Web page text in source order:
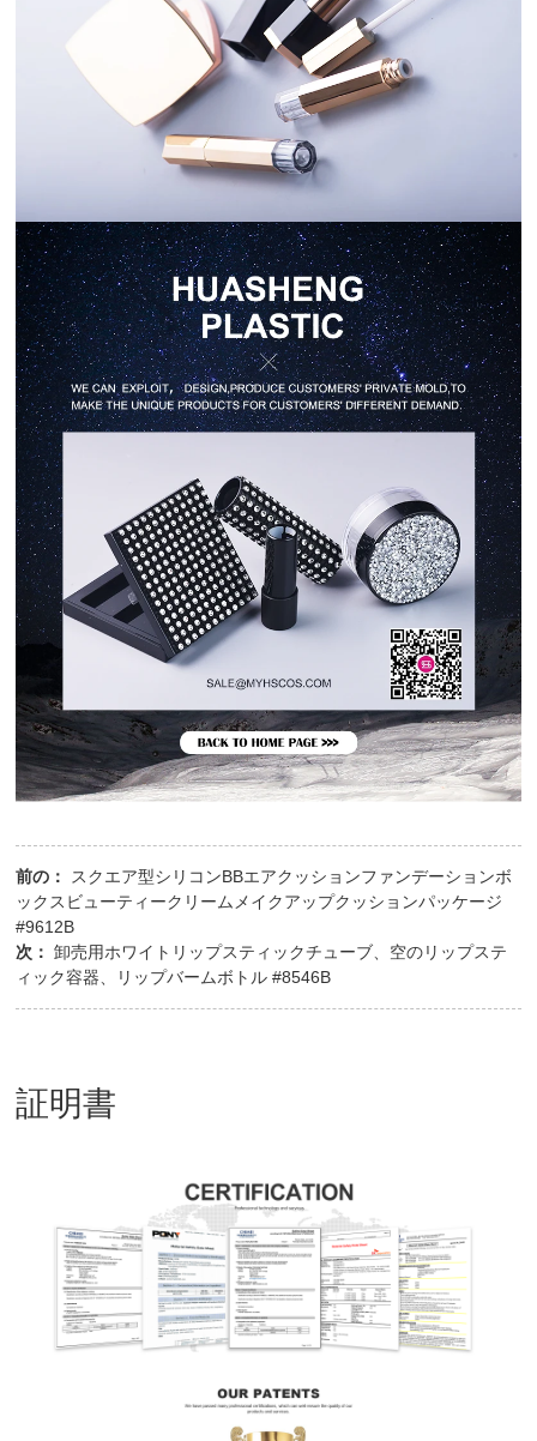
前の：
スクエア型シリコンBBエアクッションファンデーションボ
ックスビューティークリームメイクアップクッションパッケージ
#9612B
次： 卸売用ホワイトリップスティックチューブ、空のリップステ
ィック容器、リップバームボトル #8546B
証明書